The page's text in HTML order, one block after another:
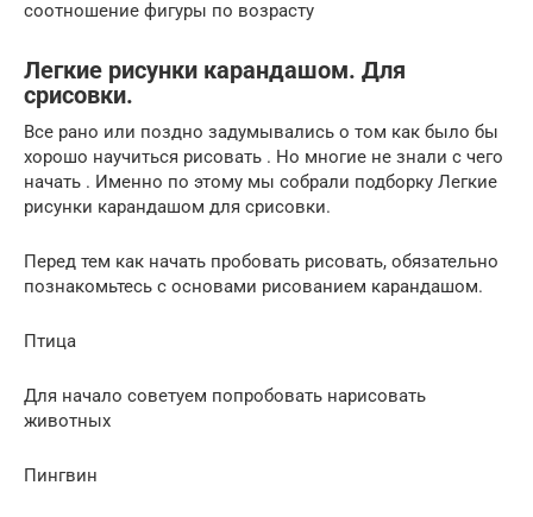
соотношение фигуры по возрасту
Легкие рисунки карандашом. Для
срисовки.
Все рано или поздно задумывались о том как было бы
хорошо научиться рисовать . Но многие не знали с чего
начать . Именно по этому мы собрали подборку Легкие
рисунки карандашом для срисовки.
Перед тем как начать пробовать рисовать, обязательно
познакомьтесь с основами рисованием карандашом.
Птица
Для начало советуем попробовать нарисовать
животных
Пингвин